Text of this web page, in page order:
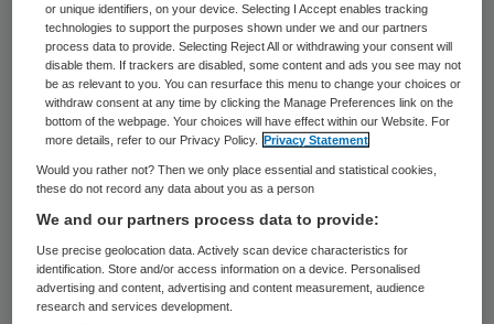
Prostaatkanker
Al meer dan tien jaar is bekend dat er grote
verschillen zijn in de kwaliteit tussen
ziekenhuizen als het gaat om
Toch blijft het voor patiënten onduidelijk
welke ziekenhuizen goed of slecht
presteren.
or unique identifiers, on your device. Selecting I Accept enables tracking
technologies to support the purposes shown under we and our partners
process data to provide. Selecting Reject All or withdrawing your consent will
disable them. If trackers are disabled, some content and ads you see may not
be as relevant to you. You can resurface this menu to change your choices or
withdraw consent at any time by clicking the Manage Preferences link on the
bottom of the webpage. Your choices will have effect within our Website. For
more details, refer to our Privacy Policy.
Privacy Statement
Would you rather not? Then we only place essential and statistical cookies,
these do not record any data about you as a person
We and our partners process data to provide:
Use precise geolocation data. Actively scan device characteristics for
identification. Store and/or access information on a device. Personalised
advertising and content, advertising and content measurement, audience
research and services development.